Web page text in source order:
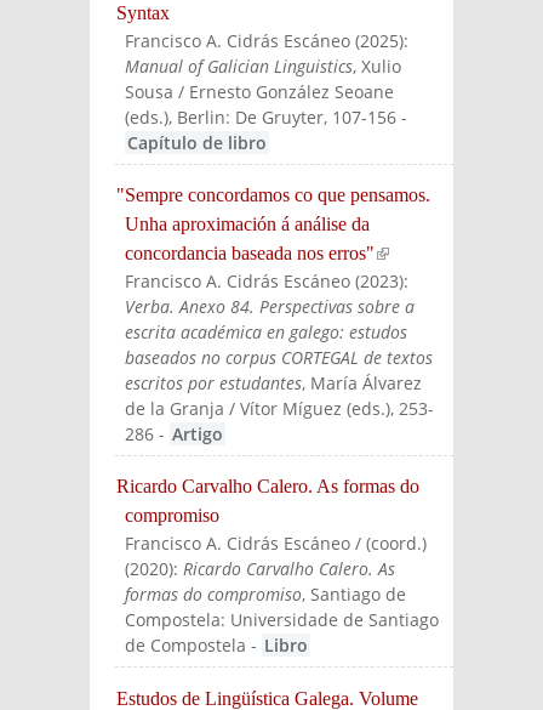
Syntax
Francisco A. Cidrás Escáneo (2025):
Manual of Galician Linguistics, Xulio
Sousa / Ernesto González Seoane
(eds.), Berlin: De Gruyter, 107-156 -
Capítulo de libro
"Sempre concordamos co que pensamos.
Unha aproximación á análise da
concordancia baseada nos erros"(link is
external)
Francisco A. Cidrás Escáneo (2023):
Verba. Anexo 84. Perspectivas sobre a
escrita académica en galego: estudos
baseados no corpus CORTEGAL de textos
escritos por estudantes, María Álvarez
de la Granja / Vítor Míguez (eds.), 253-
286 - Artigo
Ricardo Carvalho Calero. As formas do
compromiso
Francisco A. Cidrás Escáneo / (coord.)
(2020):Ricardo Carvalho Calero. As
formas do compromiso, Santiago de
Compostela: Universidade de Santiago
de Compostela - Libro
Estudos de Lingüística Galega. Volume